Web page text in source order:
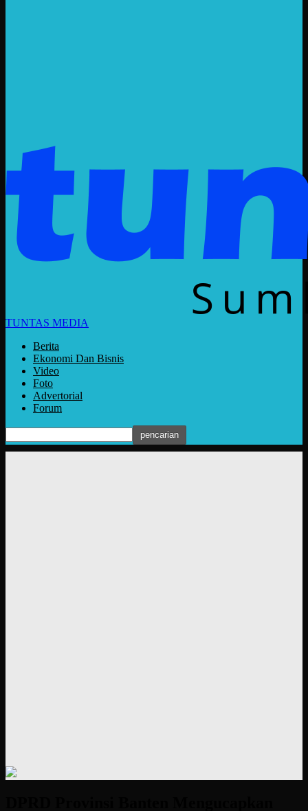
TUNTAS MEDIA
Berita
Ekonomi Dan Bisnis
Video
Foto
Advertorial
Forum